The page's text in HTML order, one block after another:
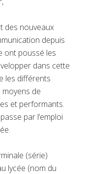
des nouveaux
depuis
ont poussé les
dans cette
les différents
de
et performants.
par l’emploi
(série)
lycée (nom du